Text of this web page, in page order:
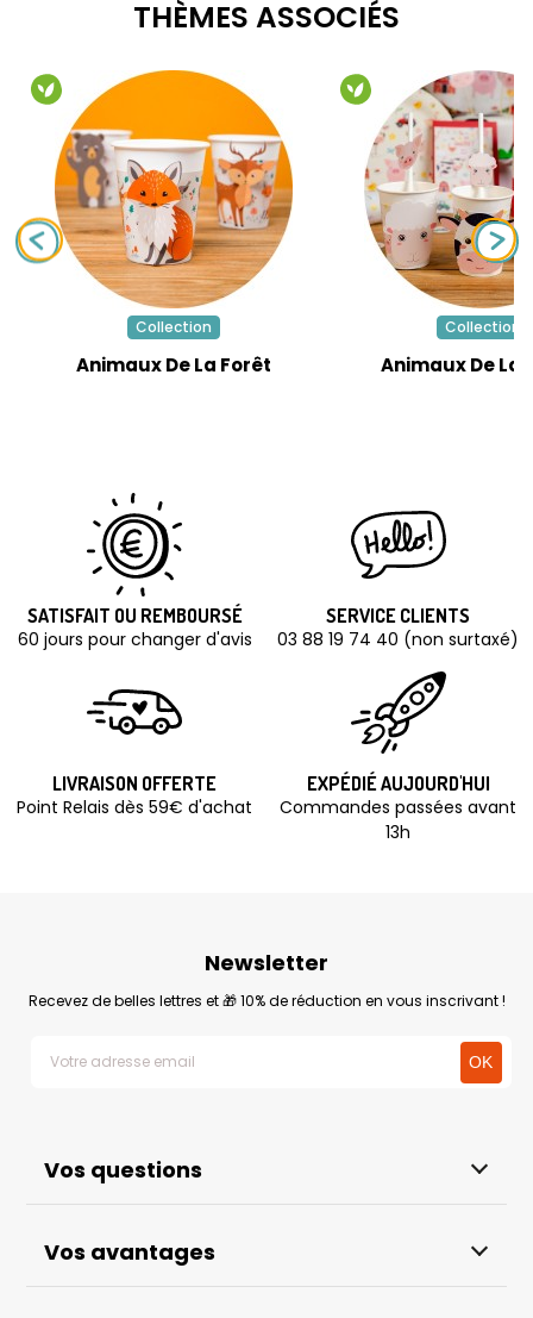
THÈMES ASSOCIÉS
Collection
Animaux De La Forêt
Collection
Animaux De La
SATISFAIT OU REMBOURSÉ
60 jours pour changer d'avis
SERVICE CLIENTS
03 88 19 74 40 (non surtaxé)
LIVRAISON OFFERTE
Point Relais dès 59€ d'achat
EXPÉDIÉ AUJOURD'HUI
Commandes passées avant
13h
Vos questions
Vos avantages
Newsletter
Recevez de belles lettres et 🎁 10% de réduction en vous inscrivant !